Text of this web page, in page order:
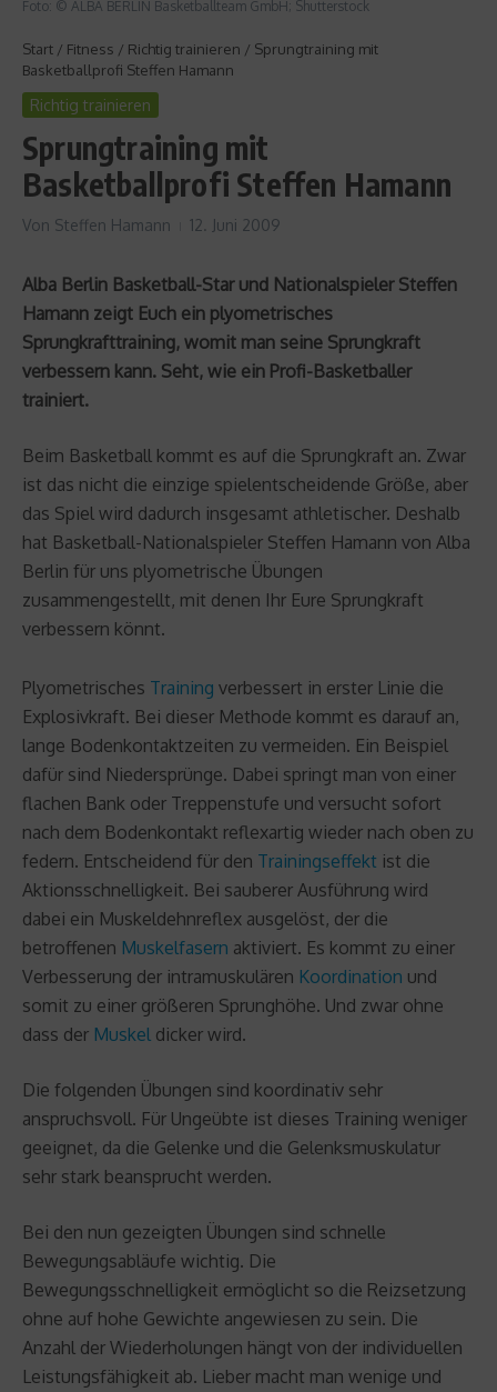
Foto: © ALBA BERLIN Basketballteam GmbH; Shutterstock
Start / Fitness / Richtig trainieren / Sprungtraining mit
Basketballprofi Steffen Hamann
Richtig trainieren
Sprungtraining mit
Basketballprofi Steffen Hamann
Von Steffen Hamann 12. Juni 2009
Alba Berlin Basketball-Star und Nationalspieler Steffen
Hamann zeigt Euch ein plyometrisches
Sprungkrafttraining, womit man seine Sprungkraft
verbessern kann. Seht, wie ein Profi-Basketballer
trainiert.
Beim Basketball kommt es auf die Sprungkraft an. Zwar
ist das nicht die einzige spielentscheidende Größe, aber
das Spiel wird dadurch insgesamt athletischer. Deshalb
hat Basketball-Nationalspieler Steffen Hamann von Alba
Berlin für uns plyometrische Übungen
zusammengestellt, mit denen Ihr Eure Sprungkraft
verbessern könnt.
Plyometrisches Training verbessert in erster Linie die
Explosivkraft. Bei dieser Methode kommt es darauf an,
lange Bodenkontaktzeiten zu vermeiden. Ein Beispiel
dafür sind Niedersprünge. Dabei springt man von einer
flachen Bank oder Treppenstufe und versucht sofort
nach dem Bodenkontakt reflexartig wieder nach oben zu
federn. Entscheidend für den Trainingseffekt ist die
Aktionsschnelligkeit. Bei sauberer Ausführung wird
dabei ein Muskeldehnreflex ausgelöst, der die
betroffenen Muskelfasern aktiviert. Es kommt zu einer
Verbesserung der intramuskulären Koordination und
somit zu einer größeren Sprunghöhe. Und zwar ohne
dass der Muskel dicker wird.
Die folgenden Übungen sind koordinativ sehr
anspruchsvoll. Für Ungeübte ist dieses Training weniger
geeignet, da die Gelenke und die Gelenksmuskulatur
sehr stark beansprucht werden.
Bei den nun gezeigten Übungen sind schnelle
Bewegungsabläufe wichtig. Die
Bewegungsschnelligkeit ermöglicht so die Reizsetzung
ohne auf hohe Gewichte angewiesen zu sein. Die
Anzahl der Wiederholungen hängt von der individuellen
Leistungsfähigkeit ab. Lieber macht man wenige und